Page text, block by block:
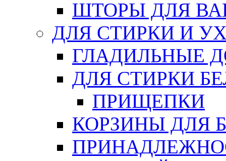
ШТОРЫ ДЛЯ
ДЛЯ СТИРКИ И
ГЛАДИЛЬНЫЕ
ДЛЯ СТИРКИ
ПРИЩЕПКИ
КОРЗИНЫ ДЛЯ